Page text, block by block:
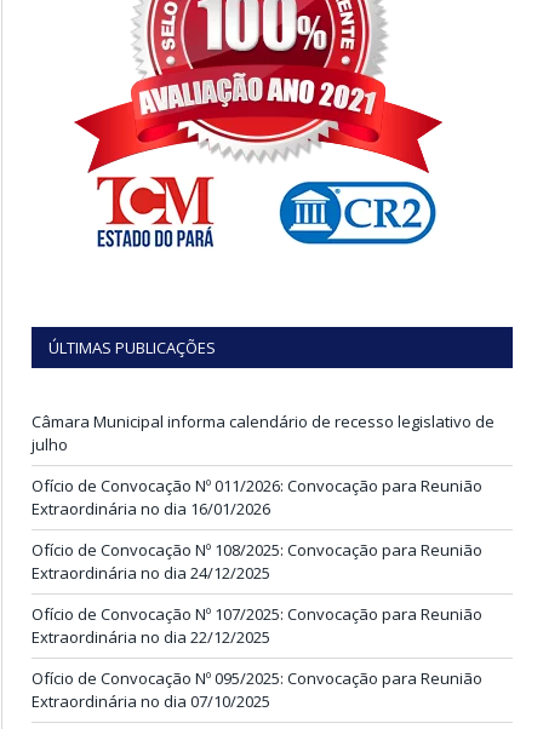
ÚLTIMAS PUBLICAÇÕES
Câmara Municipal informa calendário de recesso legislativo de
julho
Ofício de Convocação Nº 011/2026: Convocação para Reunião
Extraordinária no dia 16/01/2026
Ofício de Convocação Nº 108/2025: Convocação para Reunião
Extraordinária no dia 24/12/2025
Ofício de Convocação Nº 107/2025: Convocação para Reunião
Extraordinária no dia 22/12/2025
Ofício de Convocação Nº 095/2025: Convocação para Reunião
Extraordinária no dia 07/10/2025